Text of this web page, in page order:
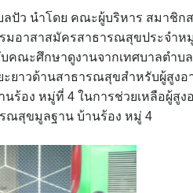
ลปัว นำโดย คณะผู้บริหาร สมาชิ
อาสาสมัครสาธารณสุขประจำห
ณะศึกษาดูงานจากเทศบาลตำบล
ยาวด้านสาธารณสุขสำหรับผู้สูงอ
อง หมู่ที่ 4 ในการช่วยเหลือผู้สูง
ณสุขมูลฐาน บ้านร้อง หมู่ 4